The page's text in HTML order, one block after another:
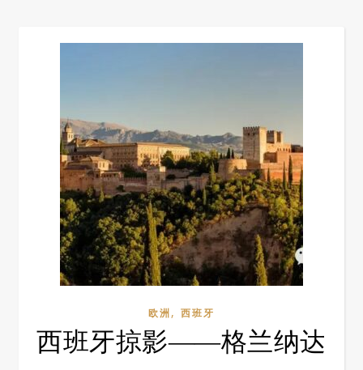
欧洲, 西班牙
西班牙掠影——格兰纳达